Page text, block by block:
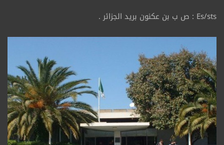
Es/sts : ص ب بن عكنون بريد الجزائر .